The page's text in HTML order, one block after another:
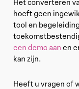
Het converteren
hoeft geen
tool en
een demo aan en
kan zijn.
Heeft u vragen of